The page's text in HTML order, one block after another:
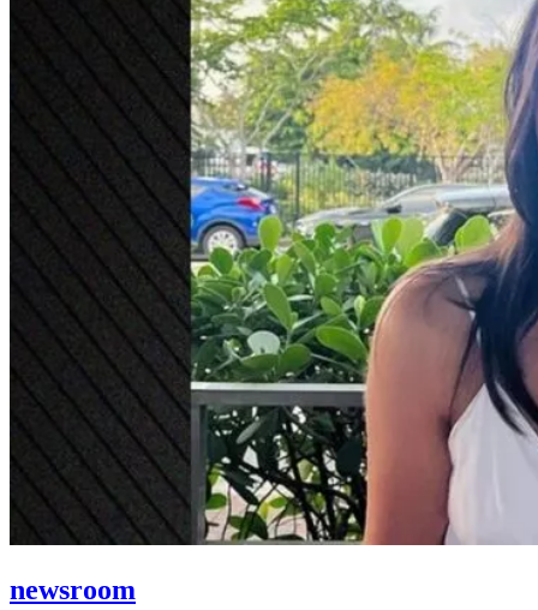
newsroom